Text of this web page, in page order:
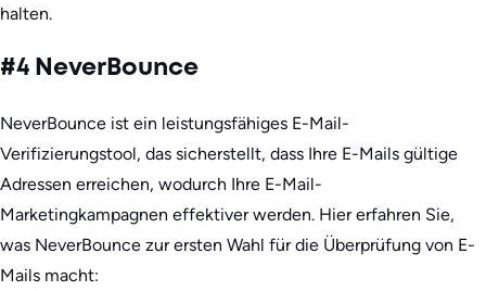
halten.
#4 NeverBounce
NeverBounce ist ein leistungsfähiges E-Mail-
Verifizierungstool, das sicherstellt, dass Ihre E-Mails gültige
Adressen erreichen, wodurch Ihre E-Mail-
Marketingkampagnen effektiver werden. Hier erfahren Sie,
was NeverBounce zur ersten Wahl für die Überprüfung von E-
Mails macht: